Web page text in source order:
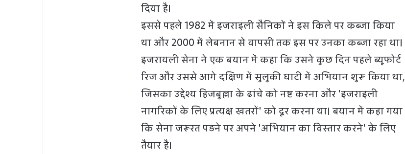
दिया है।
इससे पहले 1982 में इजराइली सैनिकों ने इस किले पर कब्जा किया
था और 2000 में लेबनान से वापसी तक इस पर उनका कब्जा रहा था।
इजरायली सेना ने एक बयान में कहा कि उसने कुछ दिन पहले ब्यूफोर्ट
रिज और उससे आगे दक्षिण में सुलुकी घाटी में अभियान शुरू किया था,
जिसका उद्देश्य हिजबुल्ला के ढांचे को नष्ट करना और 'इजराइली
नागरिकों के लिए प्रत्यक्ष खतरों' को दूर करना था। बयान में कहा गया
कि सेना जरूरत पड़ने पर अपने 'अभियान का विस्तार करने' के लिए
तैयार है।